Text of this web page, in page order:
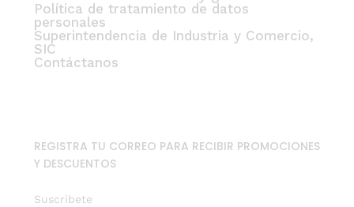
Política de tratamiento de datos
personales
Superintendencia de Industria y Comercio,
SIC
Contáctanos
REGISTRA TU CORREO PARA RECIBIR PROMOCIONES
Y DESCUENTOS
Suscribete